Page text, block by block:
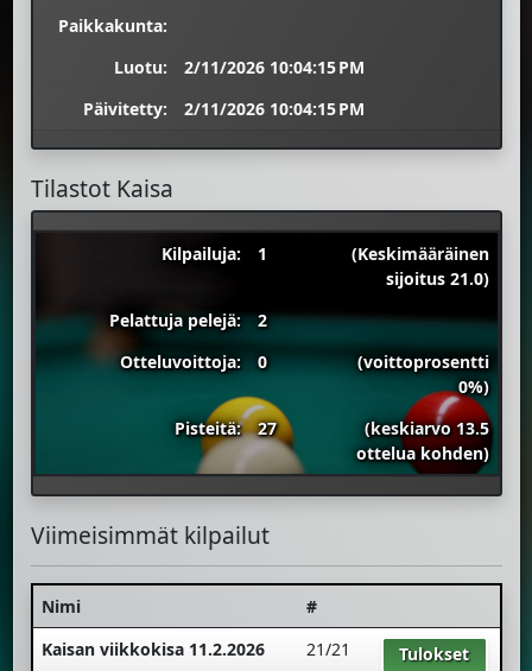
Paikkakunta:
Luotu:
2/11/2026 10:04:15 PM
Päivitetty:
2/11/2026 10:04:15 PM
Tilastot Kaisa
Kilpailuja: 1
(Keskimääräinen
sijoitus 21.0)
Pelattuja pelejä:
2
Otteluvoittoja:
0
(voittoprosentti
0%)
Pisteitä:
27
(keskiarvo 13.5
ottelua kohden)
Viimeisimmät kilpailut
Nimi
#
Kaisan viikkokisa 11.2.2026
21/21 Tulokset